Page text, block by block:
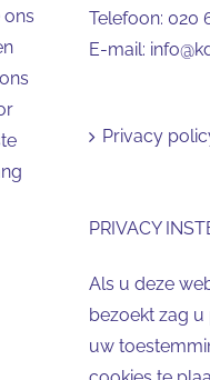
ons
Telefoon: 020
E-mail:
Privacy
PRIVACY
Als u deze
bezoekt zag
uw